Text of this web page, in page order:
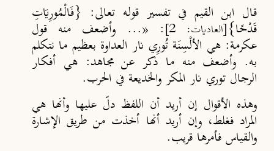
قال ابن القيمفي تفسير قوله تعالى: {فَالْمُورِيَاتِ
قَدْحًا}[العاديات: 2] : «... وأضعف منه قول
عكرمة: هي الألْسِنَة تُورِي نار العداوة بعظيم ما نتكلم
به. وأضعف منه ما ذكر عن مجاهد: هي أفكار
الرجال توري نار المكر والخديعة في الحرب.
وهذه الأقوال إن أريد أن اللفظ دلّ عليها وأنها هي
المراد فغلط، وإن أريد أنها أخذت من طريق الإشارة
والقياس فأمرها قريب.